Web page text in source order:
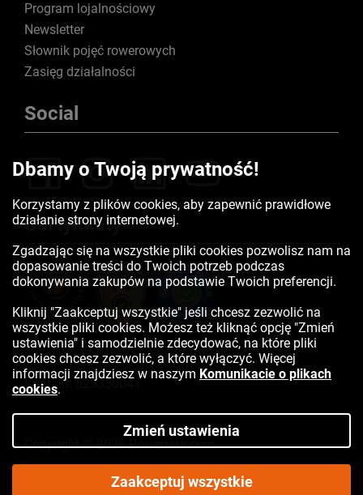
Program lojalnościowy
Newsletter
Słownik pojęć rowerowych
Zasięg działalności
Social
Certyfikaty
Kontakt:523350041
Copyright © 2026 Rowertour.com
Internetowy sklep rowerowy
Dbamy o Twoją prywatność!
Korzystamy z plików cookies, aby zapewnić prawidłowe
działanie strony internetowej.
Zgadzając się na wszystkie pliki cookies pozwolisz nam na
dopasowanie treści do Twoich potrzeb podczas
dokonywania zakupów na podstawie Twoich preferencji.
Kliknij "Zaakceptuj wszystkie" jeśli chcesz zezwolić na
wszystkie pliki cookies. Możesz też kliknąć opcję "Zmień
ustawienia" i samodzielnie zdecydować, na które pliki
cookies chcesz zezwolić, a które wyłączyć. Więcej
informacji znajdziesz w naszym Komunikacie o plikach
cookies.
Zmień ustawienia
Zaakceptuj wszystkie